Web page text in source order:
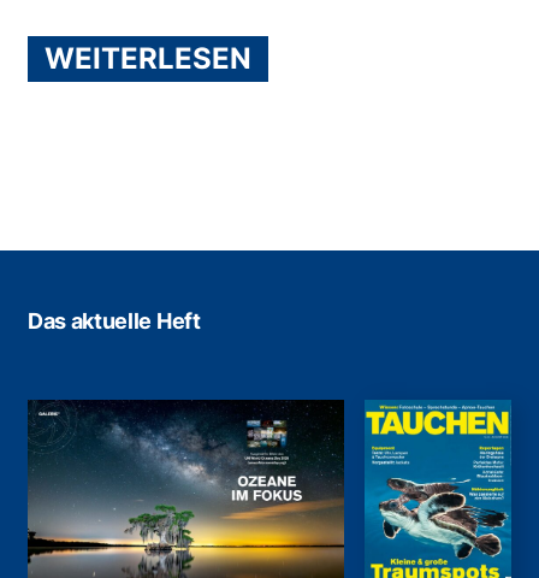
WEITERLESEN
Das aktuelle Heft